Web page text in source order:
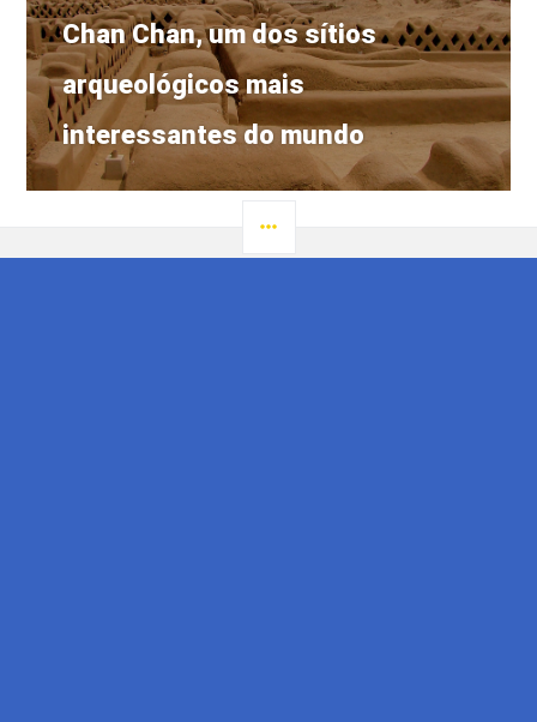
Próximo
post:
Chan Chan, um dos sítios
arqueológicos mais
interessantes do mundo